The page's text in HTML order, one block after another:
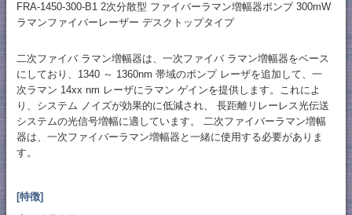
FRA-1450-300-B1 2次分散型 ファイバーラマン増幅器ポンプ 300mW
ラマンファイバーレーザー デスクトップタイプ
二次ファイバ ラマン増幅器は、一次ファイバ ラマン増幅器をベース
にしており、1340 ～ 1360nm 帯域のポンプ レーザを追加して、一
次ラマン 14xx nm レーザにラマン ゲインを提供します。これによ
り、システム ノイズが効果的に低減され、 長距離リレーレス光伝送
システムの光信号増幅に適しています。 二次ファイバーラマン増幅
器は、一次ファイバーラマン増幅器と一緒に使用する必要がありま
す。
[特徴]